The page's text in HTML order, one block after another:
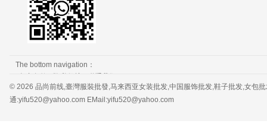
The bottom navigation：
© 2026 品尚前线,臺灣服裝批發,马来西亚女装批发,中国服饰批发,鞋子批发,女
通:yifu520@yahoo.com EMail:yifu520@yahoo.com